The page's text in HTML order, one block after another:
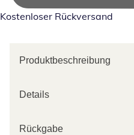
Kostenloser Rückversand
Produktbeschreibung
Details
Rückgabe